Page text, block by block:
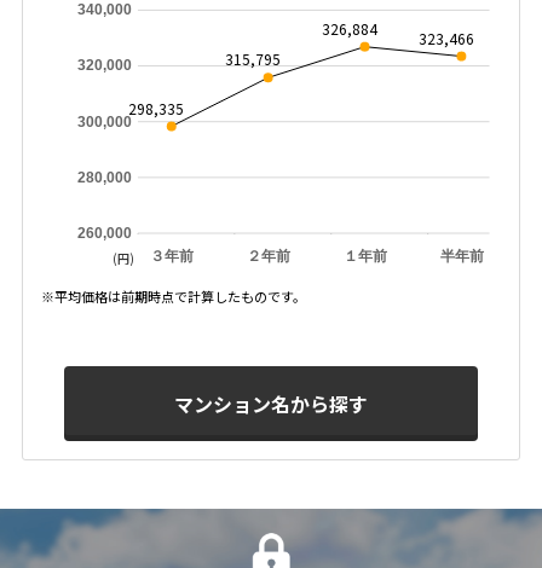
３年前 ２年前 １年前 半年前
260,000
280,000
300,000
320,000
340,000
298,335
315,795
326,884 323,466
(円)
※平均価格は前期時点で計算したものです。
マンション名から探す